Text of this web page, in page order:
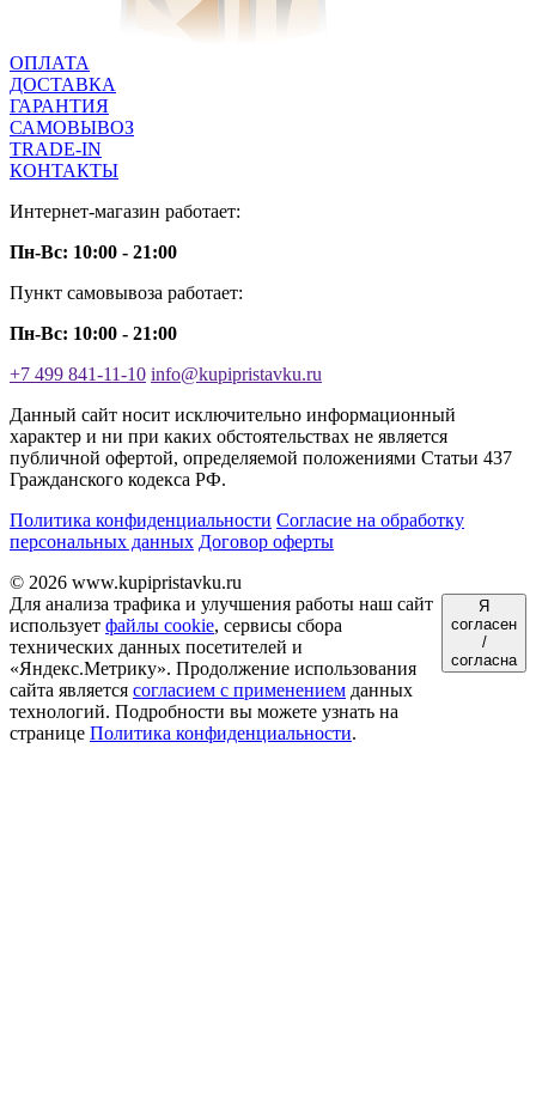
ОПЛАТА
ДОСТАВКА
ГАРАНТИЯ
САМОВЫВОЗ
TRADE-IN
КОНТАКТЫ
Интернет-магазин работает:
Пн-Вс: 10:00 - 21:00
Пункт самовывоза работает:
Пн-Вс: 10:00 - 21:00
+7 499 841-11-10 info@kupipristavku.ru
Данный сайт носит исключительно информационный
характер и ни при каких обстоятельствах не является
публичной офертой, определяемой положениями Статьи 437
Гражданского кодекса РФ.
Политика конфиденциальности Согласие на обработку
персональных данных Договор оферты
© 2026 www.kupipristavku.ru
Для анализа трафика и улучшения работы наш сайт
использует файлы cookie, сервисы сбора
технических данных посетителей и
«Яндекс.Метрику». Продолжение использования
сайта является согласием с применением данных
технологий. Подробности вы можете узнать на
странице Политика конфиденциальности.
Я
согласен
/
согласна